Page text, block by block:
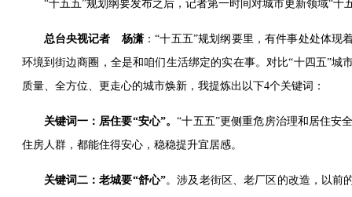
“十五五”规划纲要发布之后，记者第一时间对城市更新领域“
总台央视记者 杨潇 ：“十五五”规划纲要里，有件事处处体现
环境到街边商圈，全是和咱们生活绑定的实在事。对比“十四五”
质量、全方位、更走心的城市焕新，我提炼出以下4个关键词：
关键词一：居住要“安心”。“十五五”更侧重危房治理和居住安
住房人群，都能住得安心， 稳稳提升宜居感。
关键词二：老城要“舒心”。涉及老街区、老厂区的改造，以前